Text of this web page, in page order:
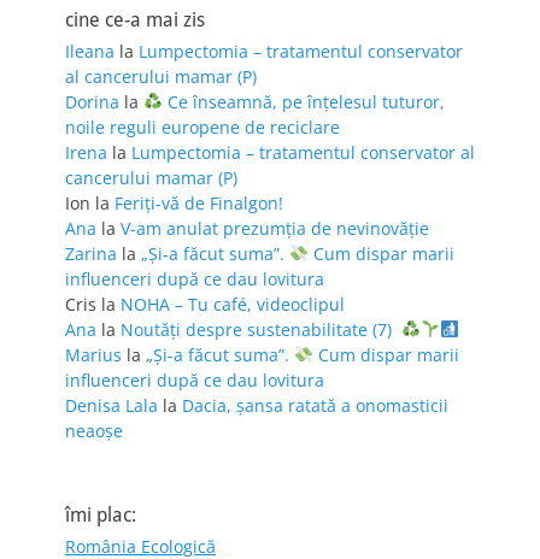
cine ce-a mai zis
Ileana la Lumpectomia – tratamentul conservator
al cancerului mamar (P)
Dorina la
Ce înseamnă, pe înțelesul tuturor,
noile reguli europene de reciclare
Irena la Lumpectomia – tratamentul conservator al
cancerului mamar (P)
Ion la Feriţi-vă de Finalgon!
Ana la V-am anulat prezumția de nevinovăție
Zarina la „Și-a făcut suma”.
Cum dispar marii
influenceri după ce dau lovitura
Cris la NOHA – Tu café, videoclipul
Ana la Noutăți despre sustenabilitate (7)
Marius la „Și-a făcut suma”.
Cum dispar marii
influenceri după ce dau lovitura
Denisa Lala la Dacia, șansa ratată a onomasticii
neaoșe
îmi plac:
România Ecologică